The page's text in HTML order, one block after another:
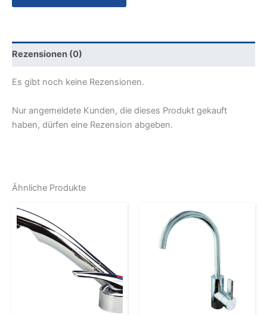
Rezensionen (0)
Es gibt noch keine Rezensionen.
Nur angemeldete Kunden, die dieses Produkt gekauft
haben, dürfen eine Rezension abgeben.
Ähnliche Produkte